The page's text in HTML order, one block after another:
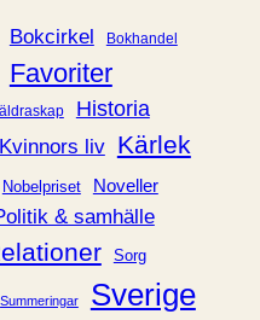
Bokcirkel Bokhandel
Favoriter
Historia
Kvinnors liv Kärlek
Nobelpriset Noveller
& samhälle
Sorg
Summeringar Sverige